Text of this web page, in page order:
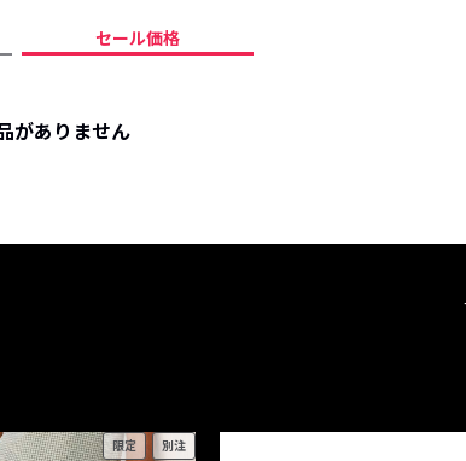
プライバシーポリシー
セール価格
がありません
限定 別注